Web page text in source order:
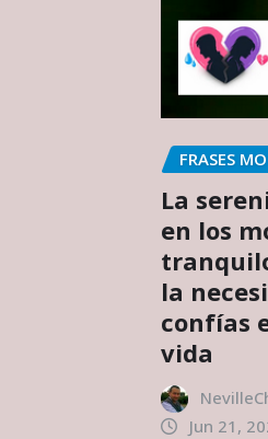
FRASES
La
en los
la
confías
vida
Jun 21,